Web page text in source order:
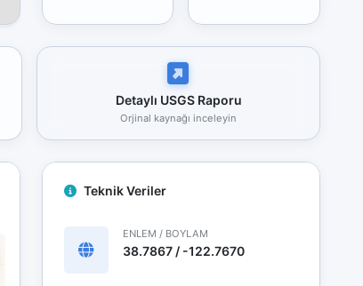
Detaylı USGS Raporu
Orjinal kaynağı inceleyin
Teknik Veriler
ENLEM / BOYLAM
38.7867 / -122.7670